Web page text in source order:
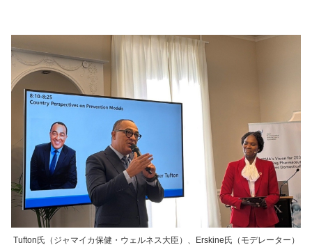
Tufton氏（ジャマイカ保健・ウェルネス大臣）、Erskine氏（モデレーター）